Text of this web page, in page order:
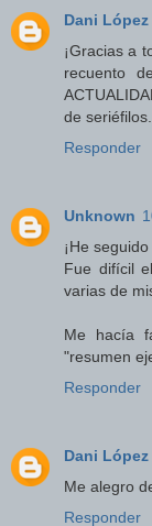
Dani López
¡Gracias a
recuento
de seriéfilos.
Responder
Unknown
¡He
Fue difícil
varias de
Me hacía
"resumen
Responder
Dani López
Me alegro
Responder